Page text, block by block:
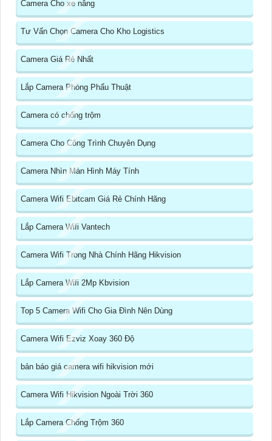
Camera Cho xe nâng
Tư Vấn Chọn Camera Cho Kho Logistics
Camera Giá Rẻ Nhất
Lắp Camera Phòng Phẩu Thuật
Camera có chống trộm
Camera Cho Công Trình Chuyên Dụng
Camera Nhìn Màn Hình Máy Tính
Camera Wifi Ebitcam Giá Rẻ Chính Hãng
Lắp Camera Wifi Vantech
Camera Wifi Trong Nhà Chính Hãng Hikvision
Lắp Camera Wifi 2Mp Kbvision
Top 5 Camera Wifi Cho Gia Đình Nên Dùng
Camera Wifi Ezviz Xoay 360 Độ
bản báo giá camera wifi hikvision mới
Camera Wifi Hikvision Ngoài Trời 360
Lắp Camera Chống Trộm 360